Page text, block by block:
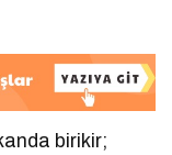
birikir;